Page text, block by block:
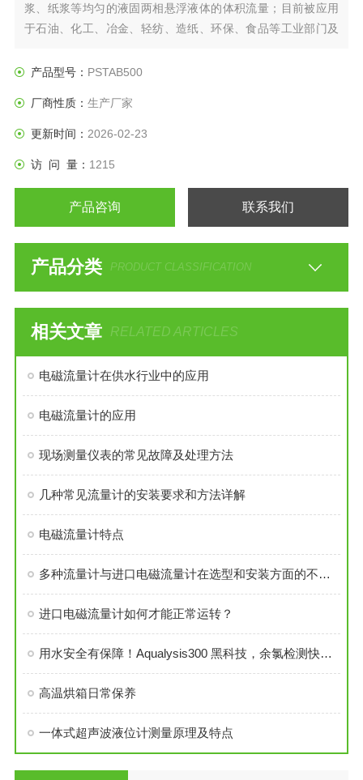
浆、纸浆等均匀的液固两相悬浮液体的体积流量；目前被应用
于石油、化工、冶金、轻纺、造纸、环保、食品等工业部门及
产品型号： PSTAB500
厂商性质： 生产厂家
更新时间： 2026-02-23
访 问 量： 1215
产品咨询 联系我们
产品分类 PRODUCT CLASSIFICATION
相关文章 RELATED ARTICLES
电磁流量计在供水行业中的应用
电磁流量计的应用
现场测量仪表的常见故障及处理方法
几种常见流量计的安装要求和方法详解
电磁流量计特点
多种流量计与进口电磁流量计在选型和安装方面的不同之处
进口电磁流量计如何才能正常运转？
用水安全有保障！Aqualysis300 黑科技，余氯检测快准稳
高温烘箱日常保养
一体式超声波液位计测量原理及特点